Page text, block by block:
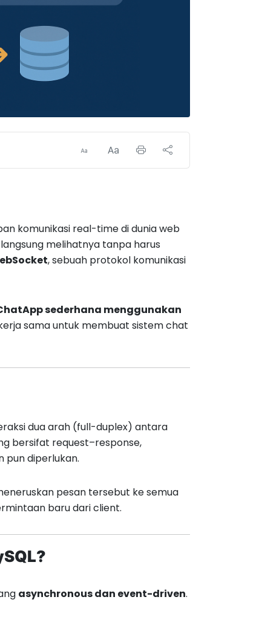
komunikasi real-time di dunia web
melihatnya tanpa harus
, sebuah protokol komunikasi
sederhana menggunakan
sama untuk membuat sistem chat
dua arah (full-duplex) antara
bersifat request–response,
pun diperlukan.
pesan tersebut ke semua
baru dari client.
asynchronous dan event-driven.